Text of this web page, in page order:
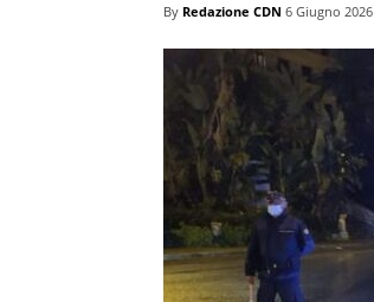
By Redazione CDN 6 Giugno 2026